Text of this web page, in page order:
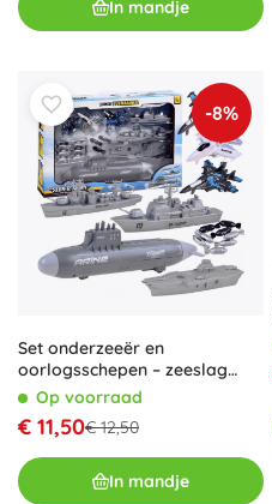
In mandje
-8%
Set onderzeeër en
oorlogsschepen – zeeslag
voor kinderen
Op voorraad
€ 11,50€ 12,50
In mandje